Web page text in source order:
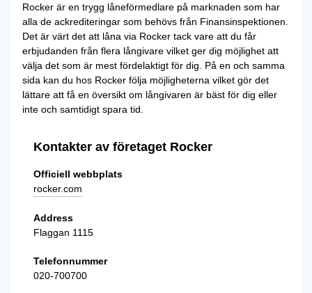
Rocker är en trygg låneförmedlare på marknaden som har
alla de ackrediteringar som behövs från Finansinspektionen.
Det är värt det att låna via Rocker tack vare att du får
erbjudanden från flera långivare vilket ger dig möjlighet att
välja det som är mest fördelaktigt för dig. På en och samma
sida kan du hos Rocker följa möjligheterna vilket gör det
lättare att få en översikt om långivaren är bäst för dig eller
inte och samtidigt spara tid.
Kontakter av företaget Rocker
Officiell webbplats
rocker.com
Address
Flaggan 1115
Telefonnummer
020-700700